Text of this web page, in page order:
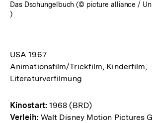
Das Dschungelbuch (© picture alliance /
)
USA 1967
Animationsfilm/Trickfilm, Kinderfilm,
Literaturverfilmung
Kinostart: 1968 (BRD)
Verleih: Walt Disney Motion Pictures